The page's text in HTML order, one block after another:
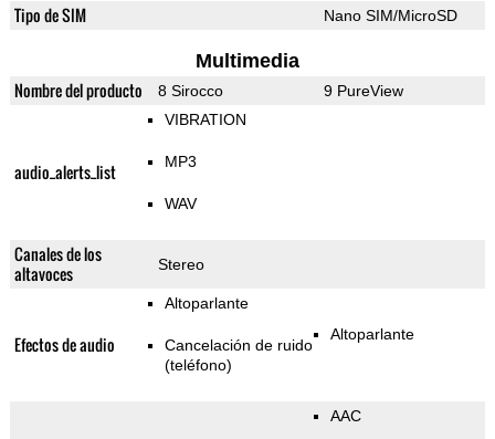
Tipo de SIM Nano SIM/MicroSD
Multimedia
Nombre del producto 8 Sirocco 9 PureView
audio_alerts_list
VIBRATION
MP3
WAV
Canales de los
altavoces
Stereo
Efectos de audio
Altoparlante
Cancelación de ruido
(teléfono)
Altoparlante
AAC